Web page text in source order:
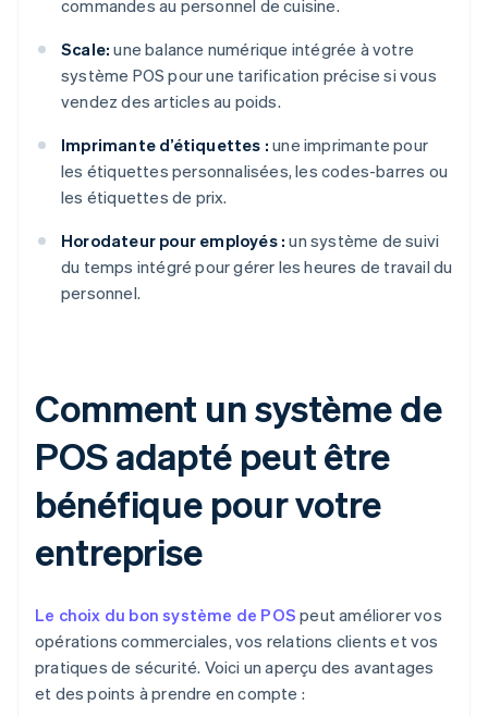
commandes au personnel de cuisine.
Scale: une balance numérique intégrée à votre
système POS pour une tarification précise si vous
vendez des articles au poids.
Imprimante d’étiquettes : une imprimante pour
les étiquettes personnalisées, les codes-barres ou
les étiquettes de prix.
Horodateur pour employés : un système de suivi
du temps intégré pour gérer les heures de travail du
personnel.
Comment un système de
POS adapté peut être
bénéfique pour votre
entreprise
Le choix du bon système de POS peut améliorer vos
opérations commerciales, vos relations clients et vos
pratiques de sécurité. Voici un aperçu des avantages
et des points à prendre en compte :